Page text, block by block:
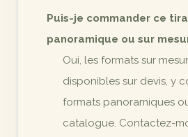
Puis-je commander ce
panoramique ou sur
Oui, les formats sur
disponibles sur devis, y
formats panoramiques
catalogue. Contactez-